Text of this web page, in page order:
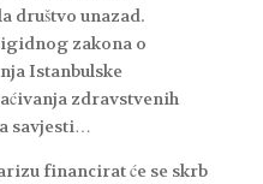
društvo unazad.
zakona o
Istanbulske
zdravstvenih
savjesti…
financirat će se skrb